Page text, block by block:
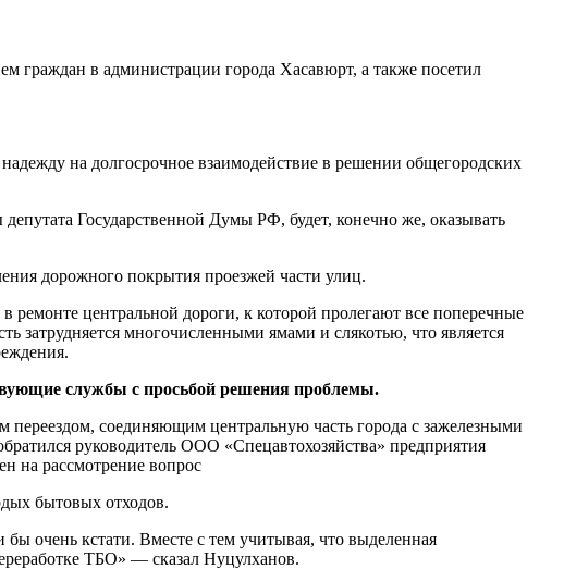
граждан в администрации города Хасавюрт, а также посетил
на долгосрочное взаимодействие в решении общегородских
Государственной Думы РФ, будет, конечно же, оказывать
дорожного покрытия проезжей части улиц.
центральной дороги, к которой пролегают все поперечные
затрудняется многочисленными ямами и слякотью, что является
службы с просьбой решения проблемы.
соединяющим центральную часть города с зажелезными
руководитель ООО «Спецавтохозяйства» предприятия
на рассмотрение вопрос
бытовых отходов.
очень кстати. Вместе с тем учитывая, что выделенная
ТБО» — сказал Нуцулханов.